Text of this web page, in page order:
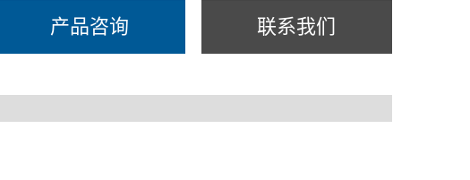
产品咨询 联系我们